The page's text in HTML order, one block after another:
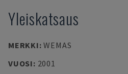
Yleiskatsaus
MERKKI:WEMAS
VUOSI: 2001